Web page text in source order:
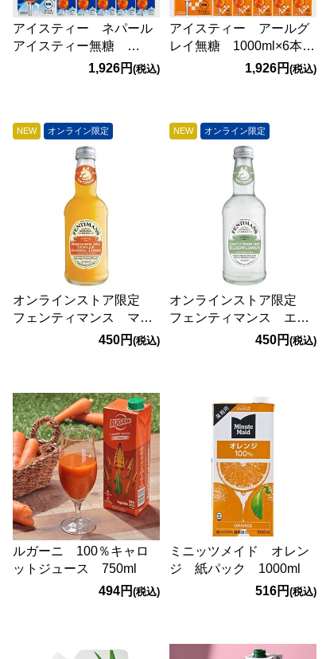
アイスティー ネパール
アイスティー無糖
1000ml×6本【賞味期限：
1,926円(税込)
アイスティー アールグ
レイ無糖 1000ml×6本
【賞味期限：2027/6/10】
1,926円 (税込)
NEW オンライン限定
オンラインストア限定
フェンティマンス マン
ダリン＆シビルオレンジ
450円(税込)
NEW オンライン限定
オンラインストア限定
フェンティマンス エル
ダーフラワー 275ml
450円 (税込)
ルガーニ 100％キャロ
ットジュース 750ml
494円(税込)
ミニッツメイド オレン
ジ 紙パック 1000ml
516円 (税込)